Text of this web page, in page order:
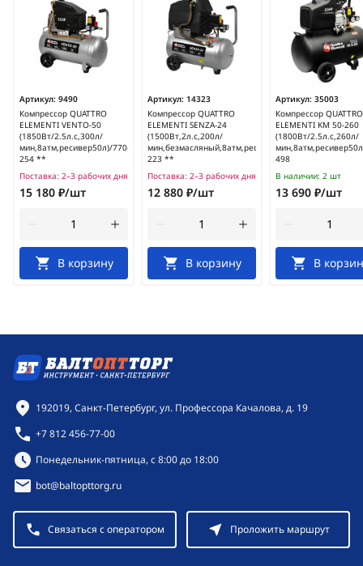
Артикул: 9490
Компрессор QUATTRO
ELEMENTI VENTO-50
(1850Вт/2.5л.с,300л/
мин,8атм,ресивер50л)/770-
254 **
Поставка: 2–3 рабочих дня
15 180 ₽/шт
В корзину
Артикул: 14323
Компрессор QUATTRO
ELEMENTI SENZA-24
(1500Вт,2л.с,200л/
мин,безмасляный,8атм,ресивер24л)/770-
223 **
Поставка: 2–3 рабочих дня
12 880 ₽/шт
В корзину
Артикул: 35003
Компрессор QUATTRO
ELEMENTI KM 50-260
(1800Вт/2.5л.с,260л/
498
В наличии: 2 шт
13 690 ₽/шт
В
Контактная информация
192019, Санкт-Петербург, ул. Профессора Качалова, д. 19
+7 812 456-77-00
Режим работы:
Понедельник-пятница, с 8:00 до 18:00
bot@baltopttorg.ru
Связаться с оператором Проложить маршрут